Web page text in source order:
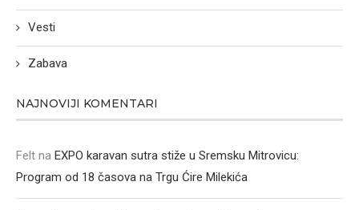
Vesti
Zabava
NAJNOVIJI KOMENTARI
Felt na EXPO karavan sutra stiže u Sremsku Mitrovicu:
Program od 18 časova na Trgu Ćire Milekića